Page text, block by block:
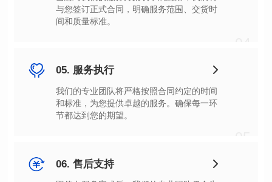
间和质量标准。
05. 服务执行
节都达到您的期望。
06. 售后支持